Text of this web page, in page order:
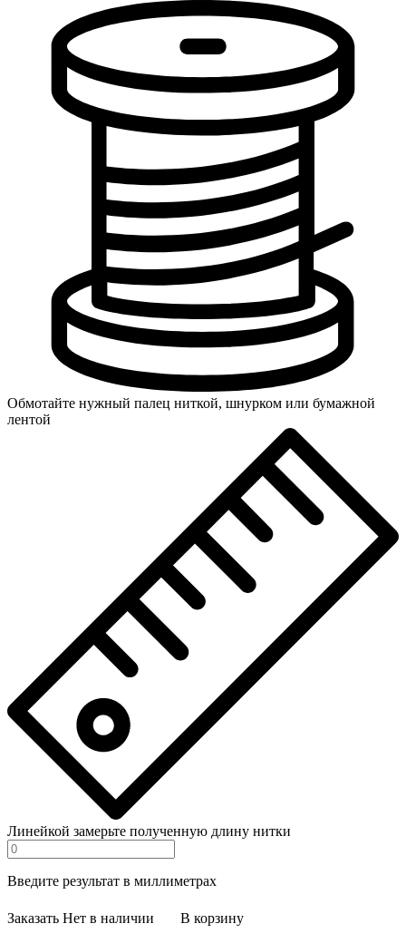
Обмотайте нужный палец ниткой, шнурком или бумажной
лентой
Линейкой замерьте полученную длину нитки
Введите результат в миллиметрах
Заказать Нет в наличии В корзину